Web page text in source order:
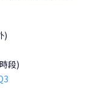
)
段)